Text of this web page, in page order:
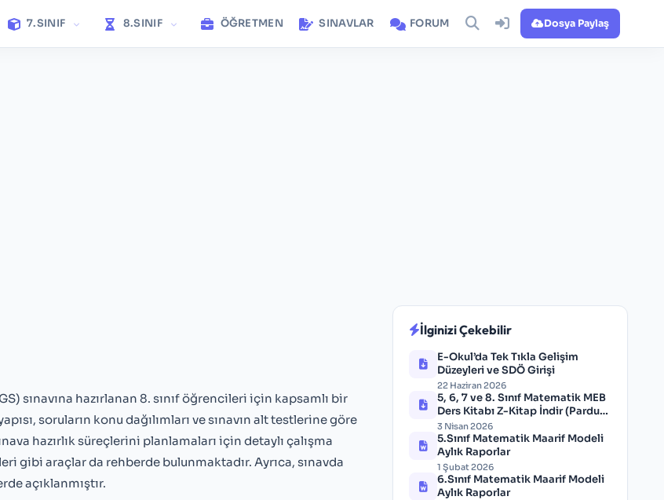
7.SINIF 8.SINIF ÖĞRETMEN SINAVLAR FORUM Dosya Paylaş
sınavına hazırlanan 8. sınıf öğrencileri için kapsamlı bir
soruların konu dağılımları ve sınavın alt testlerine göre
hazırlık süreçlerini planlamaları için detaylı çalışma
gibi araçlar da rehberde bulunmaktadır. Ayrıca, sınavda
açıklanmıştır.
İlginizi Çekebilir
E-Okul’da Tek Tıkla Gelişim
Düzeyleri ve SDÖ Girişi
22 Haziran 2026
5, 6, 7 ve 8. Sınıf Matematik MEB
Ders Kitabı Z-Kitap İndir (Pardus
& Windows)
3 Nisan 2026
5.Sınıf Matematik Maarif Modeli
Aylık Raporlar
1 Şubat 2026
6.Sınıf Matematik Maarif Modeli
Aylık Raporlar